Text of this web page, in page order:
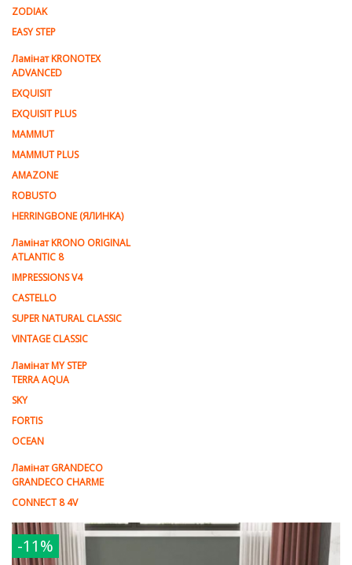
ZODIAK
EASY STEP
Ламінат KRONOTEX
ADVANCED
EXQUISIT
EXQUISIT PLUS
MAMMUT
MAMMUT PLUS
AMAZONE
ROBUSTO
HERRINGBONE (ЯЛИНКА)
Ламiнат KRONO ORIGINAL
ATLANTIC 8
IMPRESSIONS V4
CASTELLO
SUPER NATURAL CLASSIC
VINTAGE CLASSIC
Ламінат MY STEP
TERRA AQUA
SKY
FORTIS
OCEAN
Ламінат GRANDECO
GRANDECO CHARME
CONNECT 8 4V
-11%